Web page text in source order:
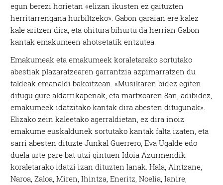
egun berezi horietan «elizan ikusten ez gaituzten
herritarrengana hurbiltzeko». Gabon garaian ere kalez
kale aritzen dira, eta ohitura bihurtu da herrian Gabon
kantak emakumeen ahotsetatik entzutea.
Emakumeak eta emakumeek koraletarako sortutako
abestiak plazaratzearen garrantzia azpimarratzen du
taldeak emanaldi bakoitzean. «Musikaren bidez egiten
ditugu gure aldarrikapenak, eta martxoaren 8an, adibidez,
emakumeek idatzitako kantak dira abesten ditugunak».
Elizako zein kaleetako agerraldietan, ez dira inoiz
emakume euskaldunek sortutako kantak falta izaten, eta
sarri abesten dituzte Junkal Guerrero, Eva Ugalde edo
duela urte pare bat utzi gintuen Idoia Azurmendik
koraletarako idatzi izan dituzten lanak. Hala, Aintzane,
Naroa, Zaloa, Miren, Ihintza, Eneritz, Noelia, Ianire,